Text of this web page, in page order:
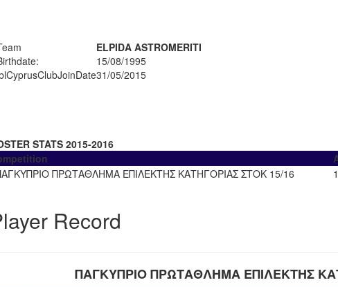
ELPIDA ASTROMERITI
15/08/1995
31/05/2015
STATS 2015-2016
ΠΡΩΤΑΘΛΗΜΑ ΕΠΙΛΕΚΤΗΣ ΚΑΤΗΓΟΡΙΑΣ ΣΤΟΚ 15/16
Record
ΠΑΓΚΥΠΡΙΟ ΠΡΩΤΑΘΛΗΜΑ ΕΠΙΛΕΚΤΗΣ